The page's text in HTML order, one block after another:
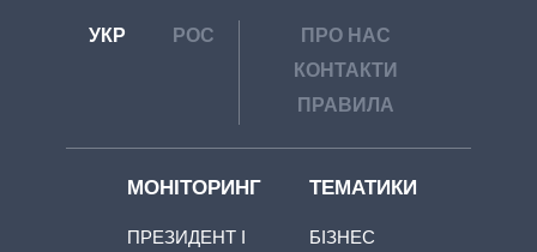
УКР РОС
ПРО НАС
КОНТАКТИ
ПРАВИЛА
МОНІТОРИНГ
ПРЕЗИДЕНТ І
ТЕМАТИКИ
БІЗНЕС